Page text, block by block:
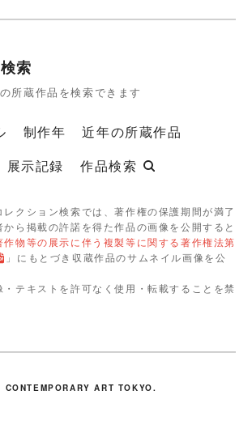
索
所蔵作品を検索できます
制作年
近年の所蔵作品
展示記録 作品検索
クション検索では、著作権の保護期間が満了
ら掲載の許諾を得た作品の画像を公開すると
作物等の展示に伴う複製等に関する著作権法第
」にもとづき収蔵作品のサムネイル画像を公
・テキストを許可なく使用・転載することを禁
ART TOKYO.